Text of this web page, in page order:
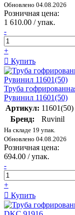
Обновлено 04.08.2026
Розничная цена:
1 610.00 / упак.
-
+
Купить
Труба
Рувинил 11601(50)
Артикул: 11601(50)
Бренд:
Ruvinil
На складе 19 упак.
Обновлено 04.08.2026
Розничная цена:
694.00 / упак.
-
+
Купить